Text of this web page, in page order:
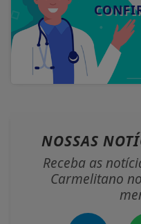
NOSSAS
Receba as
Carmelitano